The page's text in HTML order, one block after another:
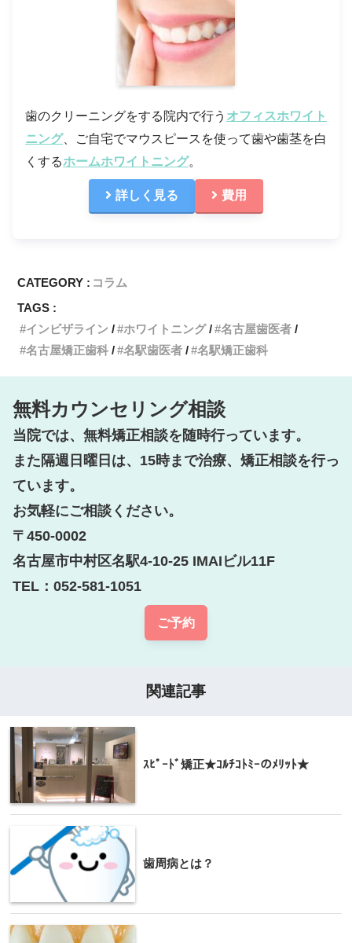
歯のクリーニングをする院内で行う オフィスホワイト
ニング、ご自宅でマウスピースを使って歯や歯茎を白
くするホームホワイトニング。
詳しく見る 費用
CATEGORY : コラム
TAGS :
インビザライン
ホワイトニング
名古屋歯医者
名古屋矯正歯科
名駅歯医者 名駅矯正歯科
無料カウンセリング相談
当院では、無料矯正相談を随時行っています。
また隔週日曜日は、15時まで治療、矯正相談を行っ
ています。
お気軽にご相談ください。
〒450-0002
名古屋市中村区名駅4-10-25 IMAIビル11F
TEL：052-581-1051
ご予約
関連記事
ｽﾋﾟｰﾄﾞ矯正★ｺﾙﾁｺﾄﾐｰのﾒﾘｯﾄ★
歯周病とは？